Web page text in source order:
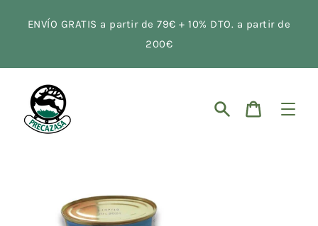
directamente
ENVÍO GRATIS a partir de 79€ + 10% DTO. a partir de
200€